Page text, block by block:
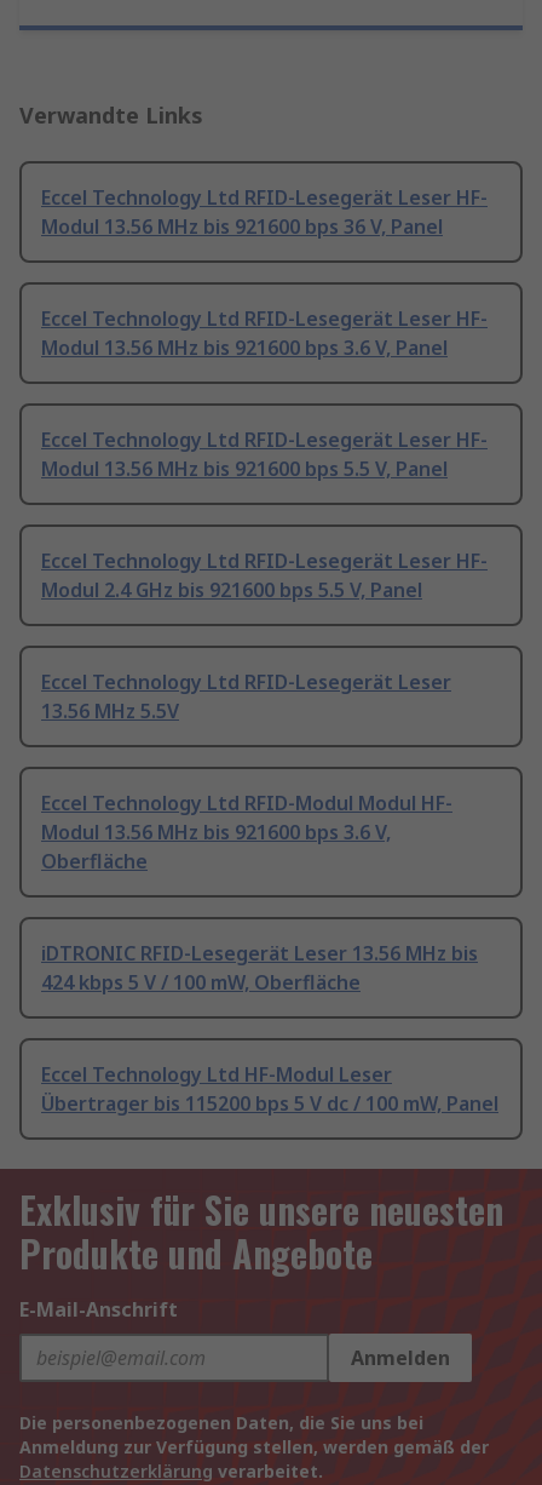
Verwandte Links
Eccel Technology Ltd RFID-Lesegerät Leser HF-
Modul 13.56 MHz bis 921600 bps 36 V, Panel
Eccel Technology Ltd RFID-Lesegerät Leser HF-
Modul 13.56 MHz bis 921600 bps 3.6 V, Panel
Eccel Technology Ltd RFID-Lesegerät Leser HF-
Modul 13.56 MHz bis 921600 bps 5.5 V, Panel
Eccel Technology Ltd RFID-Lesegerät Leser HF-
Modul 2.4 GHz bis 921600 bps 5.5 V, Panel
Eccel Technology Ltd RFID-Lesegerät Leser
13.56 MHz 5.5V
Eccel Technology Ltd RFID-Modul Modul HF-
Modul 13.56 MHz bis 921600 bps 3.6 V,
Oberfläche
iDTRONIC RFID-Lesegerät Leser 13.56 MHz bis
424 kbps 5 V / 100 mW, Oberfläche
Eccel Technology Ltd HF-Modul Leser
Übertrager bis 115200 bps 5 V dc / 100 mW, Panel
Exklusiv für Sie unsere neuesten
Produkte und Angebote
E-Mail-Anschrift
Anmelden
Die personenbezogenen Daten, die Sie uns bei
Anmeldung zur Verfügung stellen, werden gemäß der
Datenschutzerklärung verarbeitet.